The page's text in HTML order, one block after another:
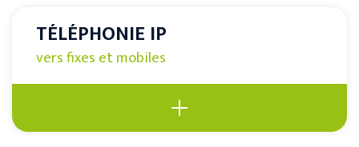
TÉLÉPHONIE IP
vers fixes et mobiles